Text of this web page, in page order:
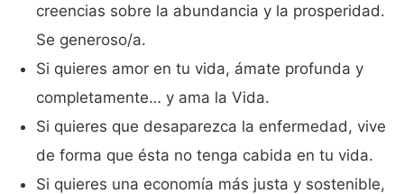
creencias sobre la abundancia y la prosperidad.
Se generoso/a.
Si quieres amor en tu vida, ámate profunda y
completamente… y ama la Vida.
Si quieres que desaparezca la enfermedad, vive
de forma que ésta no tenga cabida en tu vida.
Si quieres una economía más justa y sostenible,